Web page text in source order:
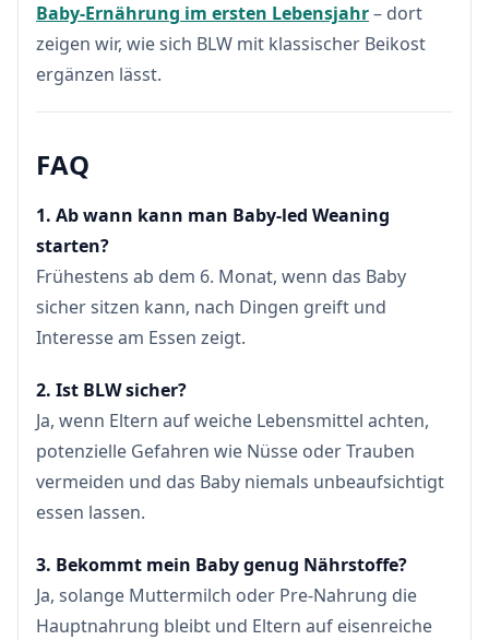
Baby-Ernährung im ersten Lebensjahr– dort
zeigen wir, wie sich BLW mit klassischer Beikost
ergänzen lässt.
FAQ
1. Ab wann kann man Baby-led Weaning
starten?
Frühestens ab dem 6. Monat, wenn das Baby
sicher sitzen kann, nach Dingen greift und
Interesse am Essen zeigt.
2. Ist BLW sicher?
Ja, wenn Eltern auf weiche Lebensmittel achten,
potenzielle Gefahren wie Nüsse oder Trauben
vermeiden und das Baby niemals unbeaufsichtigt
essen lassen.
3. Bekommt mein Baby genug Nährstoffe?
Ja, solange Muttermilch oder Pre-Nahrung die
Hauptnahrung bleibt und Eltern auf eisenreiche